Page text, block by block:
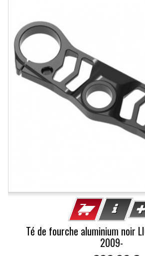
Té de fourche aluminium noir
2009-